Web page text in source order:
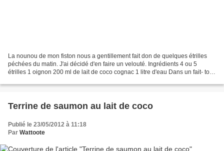
La nounou de mon fiston nous a gentillement fait don de quelques étrilles
péchées du matin. J'ai décidé d'en faire un velouté. Ingrédients 4 ou 5
étrilles 1 oignon 200 ml de lait de coco cognac 1 litre d'eau Dans un fait- tout
Terrine de saumon au lait de coco
Publié le 23/05/2012 à 11:18
Par Wattoote